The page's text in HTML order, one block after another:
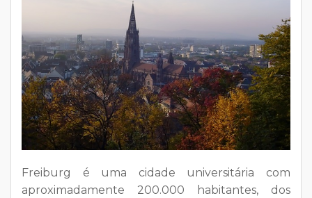
Freiburg é uma cidade universitária com
aproximadamente 200.000 habitantes, dos